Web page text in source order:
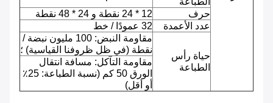
حرف
12 * 24 نقطة و 24 * 48 نقطة
عدد الأعمدة
32 عمودًا / خط
حياة رأس
الطباعة
مقاومة النبض: 100 مليون نبضة /
نقطة (في ظل ظروفنا القياسية) ؛
مقاومة التآكل: مسافة انتقال
الورق 50 كم (نسبة الطباعة: 25٪
أو أقل)